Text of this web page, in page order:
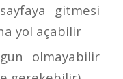
gitmesi
yol açabilir
olmayabilir